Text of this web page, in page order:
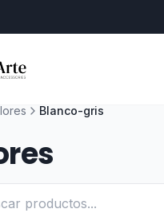
Blanco-gris